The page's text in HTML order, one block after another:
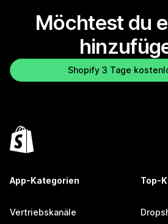
Möchtest du
Shopify 3 Tage
App-Kategorien
Vertriebskanäle
Top-